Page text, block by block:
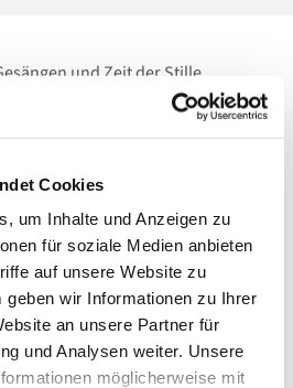
Cookies
um Inhalte und Anzeigen zu
für soziale Medien anbieten
auf unsere Website zu
geben wir Informationen zu Ihrer
an unsere Partner für
und Analysen weiter. Unsere
möglicherweise mit
und Zeit der Stille
(durch den rechten Eingang)